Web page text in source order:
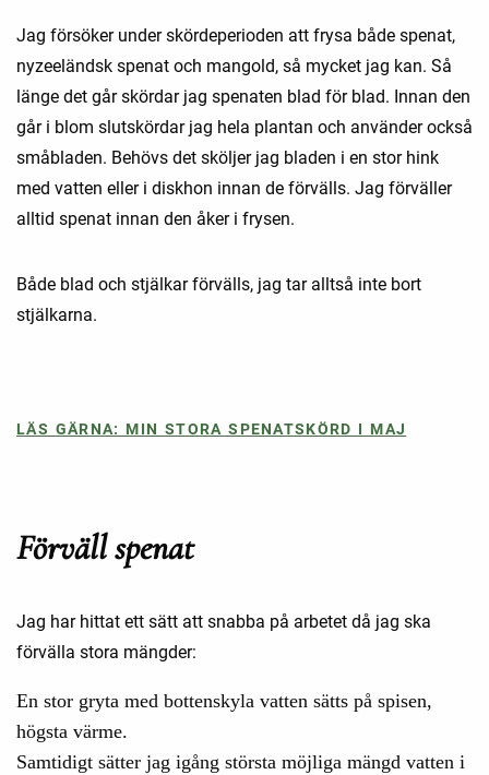
Jag försöker under skördeperioden att frysa både spenat,
nyzeeländsk spenat och mangold, så mycket jag kan. Så
länge det går skördar jag spenaten blad för blad. Innan den
går i blom slutskördar jag hela plantan och använder också
småbladen. Behövs det sköljer jag bladen i en stor hink
med vatten eller i diskhon innan de förvälls. Jag förväller
alltid spenat innan den åker i frysen.
Både blad och stjälkar förvälls, jag tar alltså inte bort
stjälkarna.
LÄS GÄRNA: MIN STORA SPENATSKÖRD I MAJ
Förväll spenat
Jag har hittat ett sätt att snabba på arbetet då jag ska
förvälla stora mängder:
En stor gryta med bottenskyla vatten sätts på spisen,
högsta värme.
Samtidigt sätter jag igång största möjliga mängd vatten i